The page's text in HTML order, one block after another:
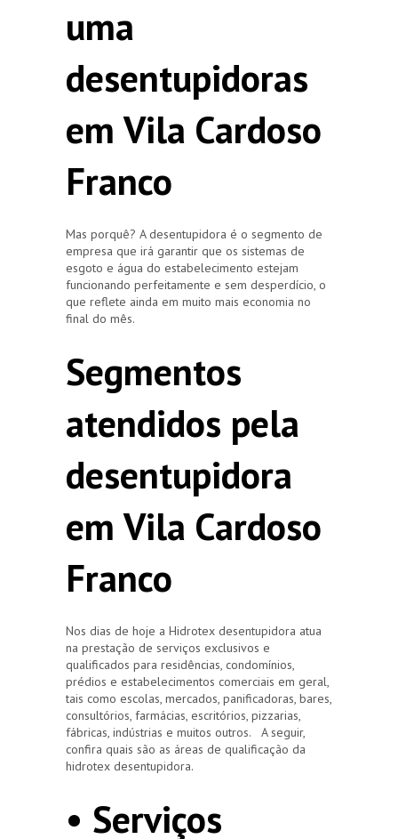
uma
desentupidoras
em Vila Cardoso
Franco
Mas porquê? A desentupidora é o segmento de
empresa que irá garantir que os sistemas de
esgoto e água do estabelecimento estejam
funcionando perfeitamente e sem desperdício, o
que reflete ainda em muito mais economia no
final do mês.
Segmentos
atendidos pela
desentupidora
em Vila Cardoso
Franco
Nos dias de hoje a Hidrotex desentupidora atua
na prestação de serviços exclusivos e
qualificados para residências, condomínios,
prédios e estabelecimentos comerciais em geral,
tais como escolas, mercados, panificadoras, bares,
consultórios, farmácias, escritórios, pizzarias,
fábricas, indústrias e muitos outros. A seguir,
confira quais são as áreas de qualificação da
hidrotex desentupidora.
• Serviços